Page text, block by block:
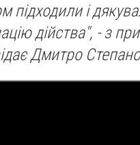
підходили і
дійства", - з
Дмитро